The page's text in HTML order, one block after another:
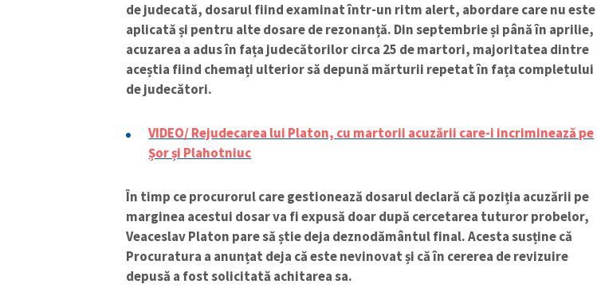
de judecată, dosarul fiind examinat într-un ritm alert, abordare care nu este
aplicată și pentru alte dosare de rezonanță. Din septembrie și până în aprilie,
acuzarea a adus în fața judecătorilor circa 25 de martori, majoritatea dintre
aceștia fiind chemați ulterior să depună mărturii repetat în fața completului
de judecători.
VIDEO/ Rejudecarea lui Platon, cu martorii acuzării care-i incriminează pe
Șor și Plahotniuc
În timp ce procurorul care gestionează dosarul declară că poziția acuzării pe
marginea acestui dosar va fi expusă doar după cercetarea tuturor probelor,
Veaceslav Platon pare să știe deja deznodământul final. Acesta susține că
Procuratura a anunțat deja că este nevinovat și că în cererea de revizuire
depusă a fost solicitată achitarea sa.